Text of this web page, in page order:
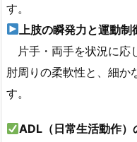
す。
上肢の瞬発力と運動
片手・両手を状況に応
肘周りの柔軟性と、細か
す。
ADL（日常生活動作